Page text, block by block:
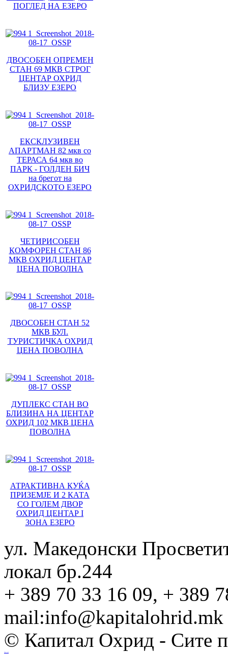
ПОГЛЕД НА ЕЗЕРО
ДВОСОБЕН ОПРЕМЕН
СТАН 69 МКВ СТРОГ
ЦЕНТАР ОХРИД
БЛИЗУ ЕЗЕРО
ЕКСКЛУЗИВЕН
АПАРТМАН 82 мкв со
ТЕРАСА 64 мкв во
ПАРК - ГОЛДЕН БИЧ
на брегот на
ОХРИДСКОТО ЕЗЕРО
ЧЕТИРИСОБЕН
КОМФОРЕН СТАН 86
МКВ ОХРИД ЦЕНТАР
ЦЕНА ПОВОЛНА
ДВОСОБЕН СТАН 52
МКВ БУЛ.
ТУРИСТИЧКА ОХРИД
ЦЕНА ПОВОЛНА
ДУПЛЕКС СТАН ВО
БЛИЗИНА НА ЦЕНТАР
ОХРИД 102 МКВ ЦЕНА
ПОВОЛНА
АТРАКТИВНА КУЌА
ПРИЗЕМЈЕ И 2 КАТА
СО ГОЛЕМ ДВОР
ОХРИД ЦЕНТАР I
ЗОНА ЕЗЕРО
ул. Македонски
локал бр.244
+ 389 70 33 16 09, + 389
mail:info@kapitalohrid.mk
© Капитал Охрид - Сите
Ihost.mk